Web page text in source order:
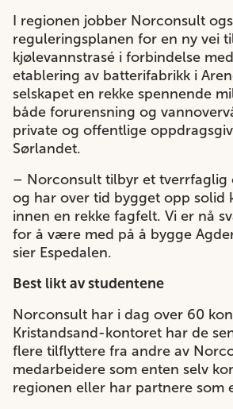
I regionen jobber Norconsult
reguleringsplanen for en ny vei
kjølevannstrasé i forbindelse
etablering av batterifabrikk i
selskapet en rekke spennende
både forurensning og
private og offentlige
Sørlandet.
– Norconsult tilbyr et tverrfaglig
og har over tid bygget opp solid
innen en rekke fagfelt. Vi er nå
for å være med på å bygge
sier Espedalen.
Best likt av studentene
Norconsult har i dag over 60
Kristandsand-kontoret har de
flere tilflyttere fra andre av
medarbeidere som enten selv
regionen eller har partnere som